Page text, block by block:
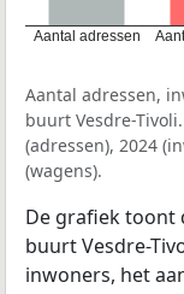
Aantal adressen
Aantal adressen,
buurt Vesdre-
(adressen), 2024
(wagens).
De grafiek toont
buurt Vesdre-
inwoners, het